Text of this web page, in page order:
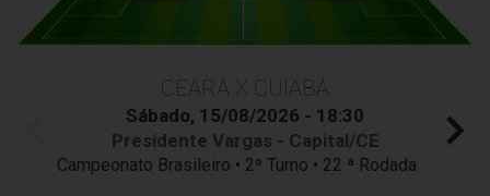
CEARÁ X CUIABÁ
Sábado, 15/08/2026 - 18:30
Presidente Vargas - Capital/CE
Campeonato Brasileiro • 2º Turno • 22 ª Rodada